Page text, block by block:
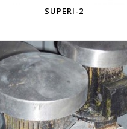
SUPERI-2